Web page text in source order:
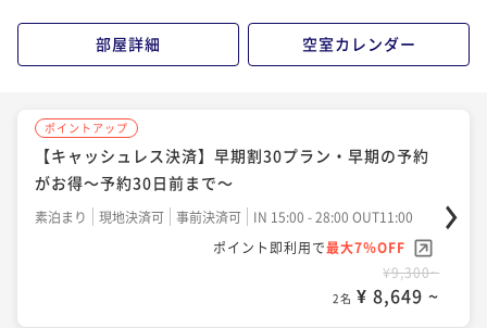
¥10,640~
2名 ¥ 10,214 ~
ポイントアップ
【直前割】ベストレートプラン【朝食付き】柏駅東口
徒歩4分
朝食付き 現地決済可 事前決済可
IN 15:00 - 29:00 OUT11:00
ポイント即利用で 最大7％OFF
¥11,180~
2名 ¥ 10,397 ~
¥9,620~
2名 ¥ 8,946 ~
ポイントアップ
【キャッシュレス決済】翌日はゆっくり･･･13時チェッ
クアウトプラン（食事なし）
素泊まり 現地決済可
IN 15:00 - 24:00 OUT13:00
ポイント即利用で最大4％OFF
¥9,580~
2名 ¥ 9,196 ~
部屋詳細 空室カレンダー
ポイントアップ
【キャッシュレス決済】早期割30プラン・早期の予約
がお得～予約30日前まで～
素泊まり 現地決済可 事前決済可
IN 15:00 - 28:00 OUT11:00
ポイント即利用で最大7％OFF
¥9,300~
2名 ¥ 8,649 ~